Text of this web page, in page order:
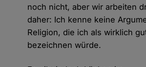
noch nicht, aber wir arbeiten
daher: Ich kenne keine
Religion, die ich als wirklich
bezeichnen würde.